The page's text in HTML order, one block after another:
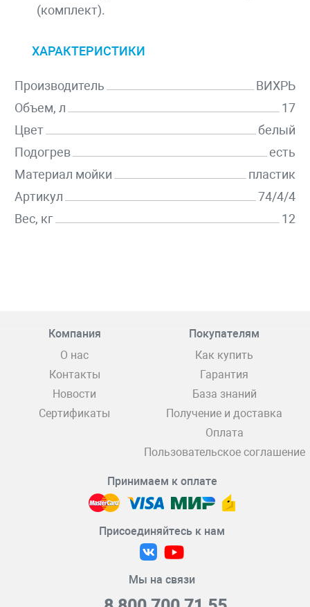
(комплект).
ХАРАКТЕРИСТИКИ
Производитель
ВИХРЬ
Объем, л
17
Цвет
белый
Подогрев
есть
Материал мойки
пластик
Артикул
74/4/4
Вес, кг
12
Компания
О нас
Контакты
Новости
Сертификаты
Покупателям
Как купить
Гарантия
База знаний
Получение и доставка
Оплата
Пользовательское соглашение
Принимаем к оплате
Присоединяйтесь к нам
Мы на связи